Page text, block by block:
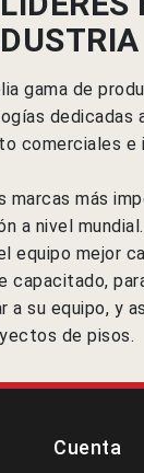
gama de
dedicadas
comerciales e
marcas más
a nivel
equipo mejor
capacitado,
su equipo, y
de pisos.
Cuenta